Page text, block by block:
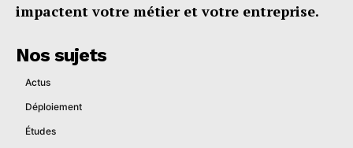
impactent votre métier et votre entreprise.
Nos sujets
Actus
Déploiement
Études